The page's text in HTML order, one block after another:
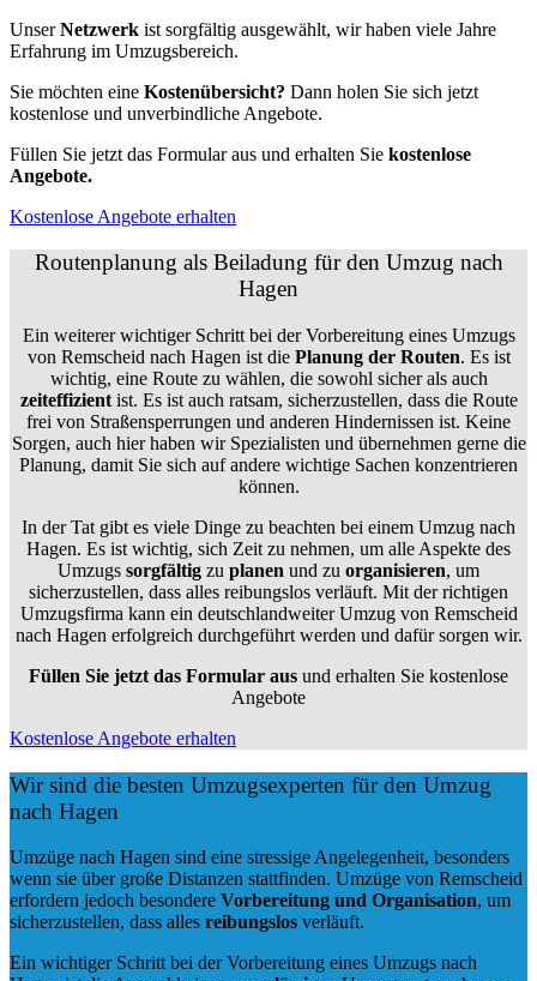
UnserNetzwerk ist sorgfältig ausgewählt, wir haben viele Jahre
Erfahrung im Umzugsbereich.
Sie möchten eine Kostenübersicht? Dann holen Sie sich jetzt
kostenlose und unverbindliche Angebote.
Füllen Sie jetzt das Formular aus und erhalten Sie kostenlose
Angebote.
Kostenlose Angebote erhalten
Routenplanung als Beiladung für den Umzug nach
Hagen
Ein weiterer wichtiger Schritt bei der Vorbereitung eines Umzugs
von Remscheid nach Hagen ist diePlanung der Routen. Es ist
wichtig, eine Route zu wählen, die sowohl sicher als auch
zeiteffizientist. Es ist auch ratsam, sicherzustellen, dass die Route
frei von Straßensperrungen und anderen Hindernissen ist. Keine
Sorgen, auch hier haben wir Spezialisten und übernehmen gerne die
Planung, damit Sie sich auf andere wichtige Sachen konzentrieren
können.
In der Tat gibt es viele Dinge zu beachten bei einem Umzug nach
Hagen. Es ist wichtig, sich Zeit zu nehmen, um alle Aspekte des
Umzugs sorgfältig zu planen und zu organisieren, um
sicherzustellen, dass alles reibungslos verläuft. Mit der richtigen
Umzugsfirma kann ein deutschlandweiter Umzug von Remscheid
nach Hagen erfolgreich durchgeführt werden und dafür sorgen wir.
Füllen Sie jetzt das Formular aus und erhalten Sie kostenlose
Angebote
Kostenlose Angebote erhalten
Wir sind die besten Umzugsexperten für den Umzug
nach Hagen
Umzüge nach Hagen sind eine stressige Angelegenheit, besonders
wenn sie über große Distanzen stattfinden. Umzüge von Remscheid
erfordern jedoch besondere Vorbereitung und Organisation, um
sicherzustellen, dass alles reibungslos verläuft.
Ein wichtiger Schritt bei der Vorbereitung eines Umzugs nach